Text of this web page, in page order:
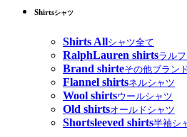
Shirtsシャツ
Shirts Allシャツ全て
RalphLauren shirtsラル
Brand shirteその他ブラン
Flannel shirtsネルシャツ
Wool shirtsウールシャツ
Old shirtsオールドシャツ
Shortsleeved shirts半袖シ